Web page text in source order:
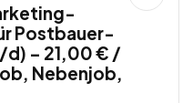
Postbauer-
d) – 21,00 € /
Nebenjob,